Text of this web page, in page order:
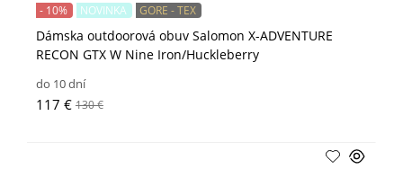
Dámska outdoorová obuv Salomon X-ADVENTURE
RECON GTX W Nine Iron/Huckleberry
- 10% NOVINKA GORE - TEX
do 10 dní
117 € 130 €